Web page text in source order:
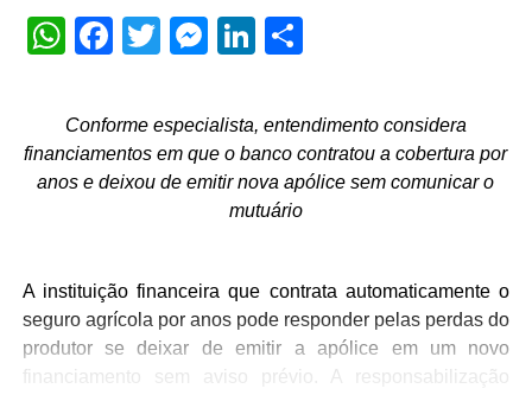
WhatsApp
Facebook
TwitterMessenger
LinkedIn
Conforme especialista, entendimento considera
financiamentos em que o banco contratou a cobertura por
anos e deixou de emitir nova apólice sem comunicar o
mutuário
A instituição financeira que contrata automaticamente o
seguro agrícola por anos pode responder pelas perdas do
produtor se deixar de emitir a apólice em um novo
financiamento sem aviso prévio. A responsabilização